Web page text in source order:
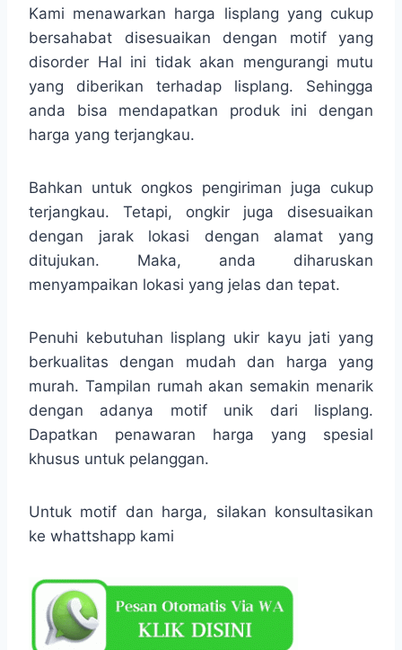
Kami menawarkan harga lisplang yang cukup
bersahabat disesuaikan dengan motif yang
disorder Hal ini tidak akan mengurangi mutu
yang diberikan terhadap lisplang. Sehingga
anda bisa mendapatkan produk ini dengan
harga yang terjangkau.
Bahkan untuk ongkos pengiriman juga cukup
terjangkau. Tetapi, ongkir juga disesuaikan
dengan jarak lokasi dengan alamat yang
ditujukan. Maka, anda diharuskan
menyampaikan lokasi yang jelas dan tepat.
Penuhi kebutuhan lisplang ukir kayu jati yang
berkualitas dengan mudah dan harga yang
murah. Tampilan rumah akan semakin menarik
dengan adanya motif unik dari lisplang.
Dapatkan penawaran harga yang spesial
khusus untuk pelanggan.
Untuk motif dan harga, silakan konsultasikan
ke whattshapp kami